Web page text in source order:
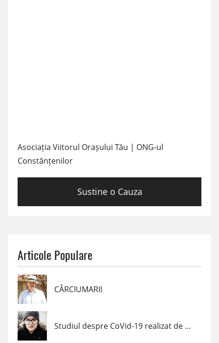
Asociația Viitorul Orașului Tău | ONG-ul
Constănțenilor
Sustine o Cauza
Articole Populare
CÂRCIUMARII
Studiul despre CoVid-19 realizat de un elev de clasa a VII-a din Navodari